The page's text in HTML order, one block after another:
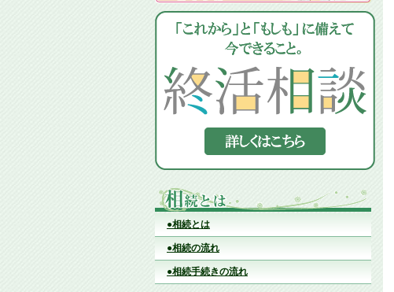
●相続とは
●相続の流れ
●相続手続きの流れ